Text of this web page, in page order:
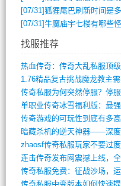
[07/31]狐狸尾巴刷新时间是多久？如何高效获取
[07/31]牛魔庙宇七楼有哪些怪物？
找服推荐
1.76精品复古挑战魔龙教主
传奇游戏的可玩性到底有多
zhaosf传奇私服玩家不要过